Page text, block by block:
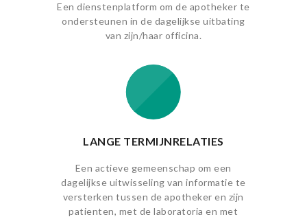
Een dienstenplatform om de apotheker te
ondersteunen in de dagelijkse uitbating
van zijn/haar officina.
LANGE TERMIJNRELATIES
Een actieve gemeenschap om een
dagelijkse uitwisseling van informatie te
versterken tussen de apotheker en zijn
patienten, met de laboratoria en met